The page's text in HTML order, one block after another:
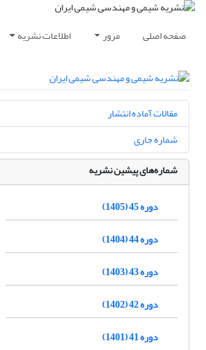
صفحه اصلی مرور اطلاعات نشریه
مقالات آماده انتشار
شماره جاری
شماره‌های پیشین نشریه
دوره 45 (1405)
دوره 44 (1404)
دوره 43 (1403)
دوره 42 (1402)
دوره 41 (1401)